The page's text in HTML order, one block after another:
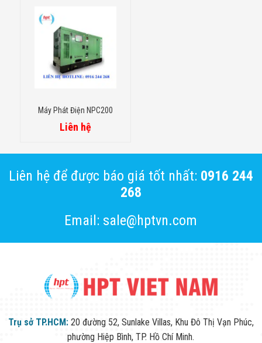
Máy Phát Điện NPC200
Liên hệ
Liên hệ để được báo giá tốt nhất: 0916 244
268
Email: sale@hptvn.com
Trụ sở TP.HCM: 20 đường 52, Sunlake Villas, Khu Đô Thị Vạn Phúc,
phường Hiệp Bình, TP. Hồ Chí Minh.